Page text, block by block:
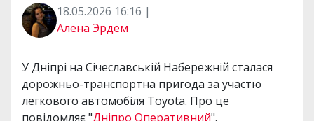
18.05.2026 16:16 |
Алена Эрдем
У Дніпрі на Січеславській Набережній сталася
дорожньо-транспортна пригода за участю
легкового автомобіля Toyota. Про це
повідомляє "Дніпро Оперативний".